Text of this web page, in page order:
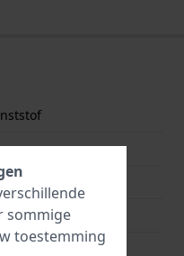
sommige
toestemming